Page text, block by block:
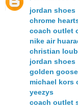
jordan shoes
chrome
coach outlet
nike air
christian
jordan shoes
golden
michael kors
yeezys
coach outlet